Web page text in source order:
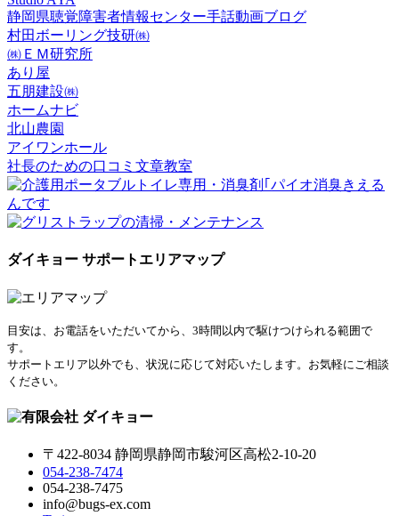
静岡県聴覚障害者情報センター手話動画ブログ
村田ボーリング技研㈱
㈱ＥＭ研究所
あり屋
五朋建設㈱
ホームナビ
北山農園
アイワンホール
社長のための口コミ文章教室
ダイキョー サポートエリアマップ
目安は、お電話をいただいてから、3時間以内で駆けつけられる範囲で
す。
サポートエリア以外でも、状況に応じて対応いたします。お気軽にご相談
ください。
〒422-8034 静岡県静岡市駿河区高松2-10-20
054-238-7474
054-238-7475
info@bugs-ex.com